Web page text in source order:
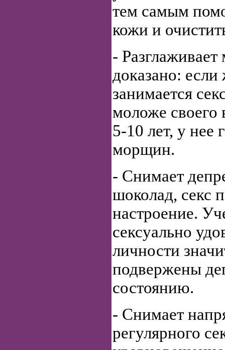
тем самым
кожи и
-
доказано:
занимается
моложе своего
5-10 лет, у нее
морщин.
- Снимает
шоколад, секс
настроение.
сексуально
личности
подвержены
состоянию.
- Снимает
регулярного